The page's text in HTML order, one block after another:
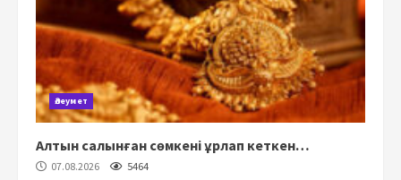
Әлеумет
Алтын салынған сөмкені ұрлап кеткен…
07.08.2026 5464